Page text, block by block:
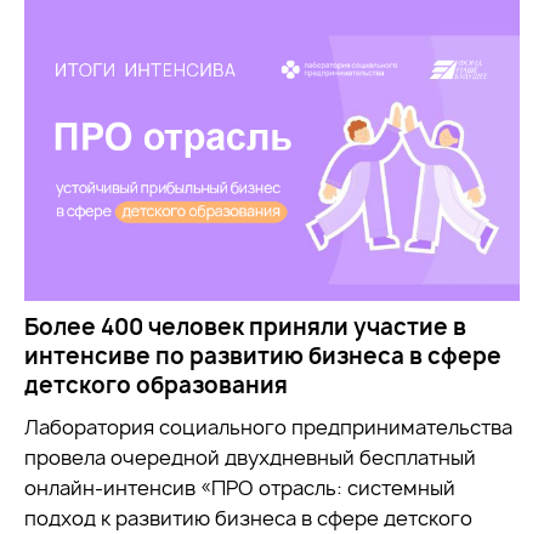
Более 400 человек приняли участие в
интенсиве по развитию бизнеса в сфере
детского образования
Лаборатория социального предпринимательства
провела очередной двухдневный бесплатный
онлайн-интенсив «ПРО отрасль: системный
подход к развитию бизнеса в сфере детского